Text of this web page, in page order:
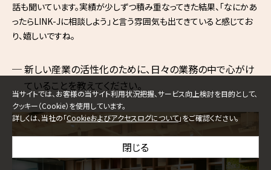
話も聞いています。実績が少しずつ積み重なってきた結果、「なにかあ
ったらLINK-Jに相談しよう」と言う雰囲気も出てきていると感じてお
り、嬉しいですね。
新しい産業の活性化のために、日々の業務の中で心がけ
ていることを教えてください。
当サイトでは、お客様の当サイト利用状況把握、サービス向上検討を目的として、
クッキー（Cookie）を使用しています。
詳しくは、当社の「Cookieおよびアクセスログについて」をご確認ください。
閉じる